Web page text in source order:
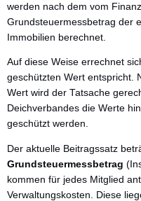
werden nach dem vom
Grundsteuermessbetrag der
Immobilien berechnet.
Auf diese Weise errechnet
geschützten Wert entspricht.
Wert wird der Tatsache
Deichverbandes die Werte
geschützt werden.
Der aktuelle Beitragssatz
Grundsteuermessbetrag
kommen für jedes Mitglied
Verwaltungskosten. Diese